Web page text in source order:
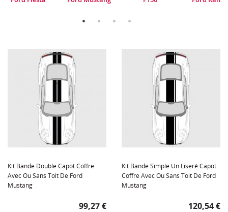
Kit Bande Double Capot Coffre
Avec Ou Sans Toit De Ford
Mustang
Prix
99,27 €
Kit Bande Simple Un Liseré Capot
Coffre Avec Ou Sans Toit De Ford
Mustang
Prix
120,54 €